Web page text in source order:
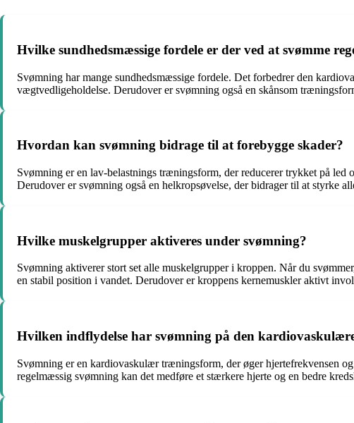
Hvilke sundhedsmæssige fordele er der ved at svømme
Svømning har mange sundhedsmæssige fordele. Det forbedrer den
vægtvedligeholdelse. Derudover er svømning også en skånsom
Hvordan kan svømning bidrage til at forebygge skader?
Svømning er en lav-belastnings træningsform, der reducerer trykket på
Derudover er svømning også en helkropsøvelse, der bidrager til at styrke
Hvilke muskelgrupper aktiveres under svømning?
Svømning aktiverer stort set alle muskelgrupper i kroppen. Når du
en stabil position i vandet. Derudover er kroppens kernemuskler aktivt
Hvilken indflydelse har svømning på den
Svømning er en kardiovaskulær træningsform, der øger hjertefrekvensen
regelmæssig svømning kan det medføre et stærkere hjerte og en bedre